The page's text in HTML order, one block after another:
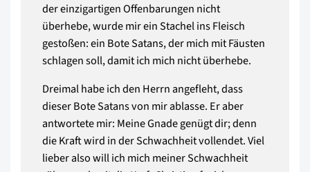
der einzigartigen Offenbarungen nicht
überhebe, wurde mir ein Stachel ins Fleisch
gestoßen: ein Bote Satans, der mich mit Fäusten
schlagen soll, damit ich mich nicht überhebe.
Dreimal habe ich den Herrn angefleht, dass
dieser Bote Satans von mir ablasse. Er aber
antwortete mir: Meine Gnade genügt dir; denn
die Kraft wird in der Schwachheit vollendet. Viel
lieber also will ich mich meiner Schwachheit